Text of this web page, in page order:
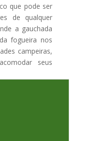
que pode ser
de qualquer
a gauchada
fogueira nos
campeiras,
seus